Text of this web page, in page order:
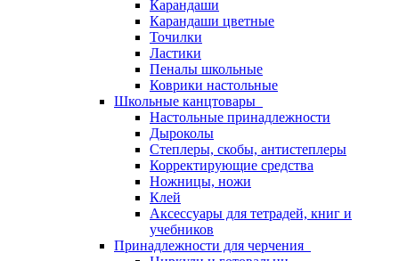
Карандаши
Карандаши цветные
Точилки
Ластики
Пеналы школьные
Коврики настольные
Школьные канцтовары
Настольные принадлежности
Дыроколы
Степлеры, скобы, антистеплеры
Корректирующие средства
Ножницы, ножи
Клей
Аксессуары для тетрадей, книг и
учебников
Принадлежности для черчения